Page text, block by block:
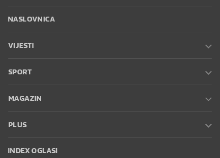
NASLOVNICA
VIJESTI
SPORT
MAGAZIN
PLUS
INDEX OGLASI